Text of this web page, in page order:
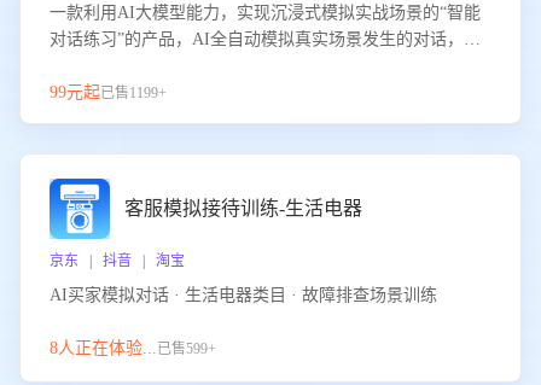
一款利用AI大模型能力，实现沉浸式模拟实战场景的“智能
对话练习”的产品，AI全自动模拟真实场景发生的对话，企
服能力。
99元起已售1199+
客服模拟接待训练-生活电器
京东 | 抖音 | 淘宝
AI买家模拟对话 · 生活电器类目 · 故障排查场景训练
8人正在体验...已售599+